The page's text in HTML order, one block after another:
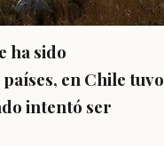
ha sido
en Chile tuvo
intentó ser